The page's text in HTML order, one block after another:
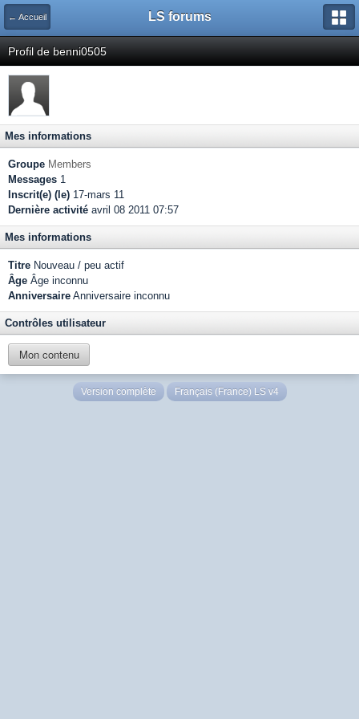
← Accueil LS forums
Profil de benni0505
Mes informations
Groupe Members
Messages 1
Inscrit(e) (le) 17-mars 11
Dernière activité avril 08 2011 07:57
Mes informations
Titre Nouveau / peu actif
Âge Âge inconnu
Anniversaire Anniversaire inconnu
Contrôles utilisateur
Mon contenu
Version complète Français (France) LS v4